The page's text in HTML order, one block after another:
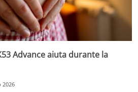
Advance aiuta durante la
2026